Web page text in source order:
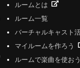
ルームとは
ルーム一覧
バーチャルキャスト
マイルームを作ろう
ルームで楽曲を使おう